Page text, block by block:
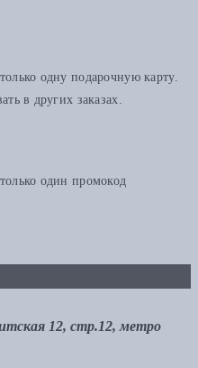
одну подарочную карту.
в других заказах.
один промокод
12, стр.12, метро